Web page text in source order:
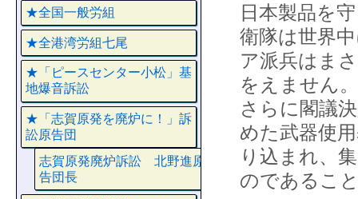
日本製品を
衛隊は世界
ア派兵はま
をえません。
さらに閣議
めた武器使
り込まれ、
のであるこ
★全国一般労組
★全港湾労組七尾
★「ピースセンター小松」基
地爆音訴訟
★「志賀原発を廃炉に！」訴
訟原告団
志賀原発廃炉訴訟 北野進原
告団長